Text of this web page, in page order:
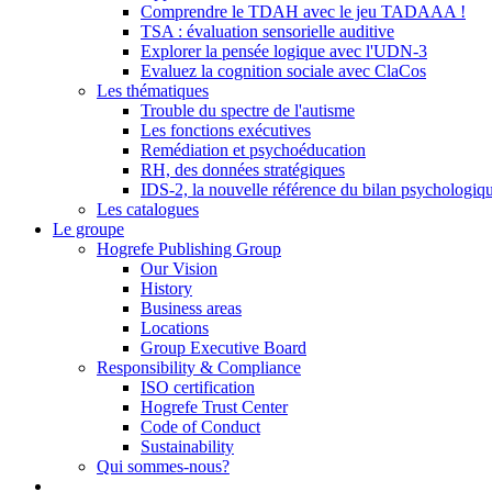
Comprendre le TDAH avec le jeu TADAAA !
TSA : évaluation sensorielle auditive
Explorer la pensée logique avec l'UDN-3
Evaluez la cognition sociale avec ClaCos
Les thématiques
Trouble du spectre de l'autisme
Les fonctions exécutives
Remédiation et psychoéducation
RH, des données stratégiques
IDS-2, la nouvelle référence du bilan
Les catalogues
Le groupe
Hogrefe Publishing Group
Our Vision
History
Business areas
Locations
Group Executive Board
Responsibility & Compliance
ISO certification
Hogrefe Trust Center
Code of Conduct
Sustainability
Qui sommes-nous?